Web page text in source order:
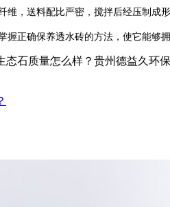
送料配比严密，搅拌后经压制成
确保养透水砖的方法，使它能够拥
石质量怎么样？贵州德益久环